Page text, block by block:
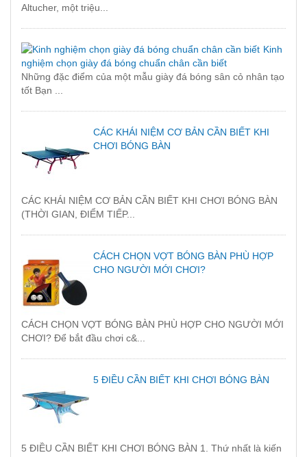
Altucher, một triệu...
Kinh
nghiệm chọn giày đá bóng chuẩn chân cần biết
Những đặc điểm của một mẫu giày đá bóng sân cỏ nhân tạo
tốt Bạn ...
CÁC KHÁI NIỆM CƠ BẢN CẦN BIẾT KHI
CHƠI BÓNG BÀN
CÁC KHÁI NIỆM CƠ BẢN CẦN BIẾT KHI CHƠI BÓNG BÀN
(THỜI GIAN, ĐIỂM TIẾP...
CÁCH CHỌN VỢT BÓNG BÀN PHÙ HỢP
CHO NGƯỜI MỚI CHƠI?
CÁCH CHỌN VỢT BÓNG BÀN PHÙ HỢP CHO NGƯỜI MỚI
CHƠI? Để bắt đầu chơi c&...
5 ĐIỀU CẦN BIẾT KHI CHƠI BÓNG BÀN
5 ĐIỀU CẦN BIẾT KHI CHƠI BÓNG BÀN 1. Thứ nhất là kiến